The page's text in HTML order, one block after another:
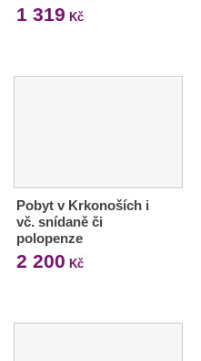
1 319 Kč
Pobyt v Krkonoších i
vč. snídaně či
polopenze
2 200 Kč